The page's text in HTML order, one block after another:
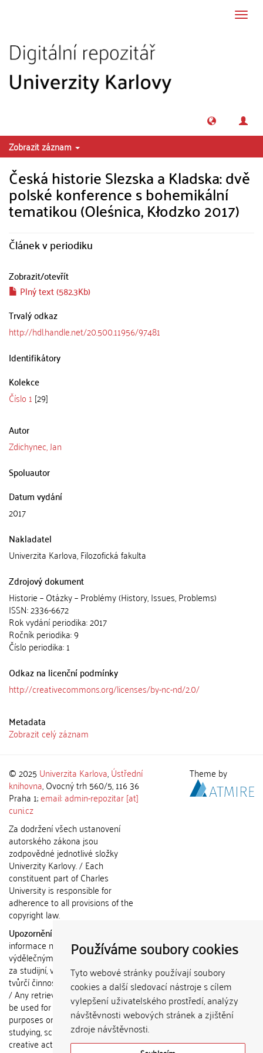
Používáme soubory cookies
Tyto webové stránky používají soubory
cookies a další sledovací nástroje s cílem
vylepšení uživatelského prostředí, analýzy
návštěvnosti webových stránek a zjištění
zdroje návštěvnosti.
Zobrazit záznam
Česká historie Slezska a Kladska: dvě
polské konference s bohemikální
tematikou (Oleśnica, Kłodzko 2017)
Článek v periodiku
Zobrazit/otevřít
Plný text (582.3Kb)
Trvalý odkaz
http://hdl.handle.net/20.500.11956/97481
Identifikátory
Kolekce
Číslo 1 [29]
Autor
Zdichynec, Jan
Spoluautor
Datum vydání
2017
Nakladatel
Univerzita Karlova, Filozofická fakulta
Zdrojový dokument
Historie – Otázky – Problémy (History, Issues, Problems)
ISSN: 2336-6672
Rok vydání periodika: 2017
Ročník periodika: 9
Číslo periodika: 1
Odkaz na licenční podmínky
http://creativecommons.org/licenses/by-nc-nd/2.0/
Metadata
Zobrazit celý záznam
© 2025 Univerzita Karlova,Ústřední
knihovna, Ovocný trh 560/5, 116 36
Praha 1;email: admin-repozitar [at]
cuni.cz
Za dodržení všech ustanovení
autorského zákona jsou
zodpovědné jednotlivé složky
Univerzity Karlovy. / Each
constituent part of Charles
University is responsible for
adherence to all provisions of the
copyright law.
Upozornění / Notice:
informace nemohou být použity k
výdělečným účelům nebo vydávány
za studijní, vědeckou nebo jinou
tvůrčí činnost jiné osoby než autora.
/ Any retrieved information shall not
be used for any commercial
purposes or claimed as results of
studying, scientific or any other
creative activities of any person
Theme by